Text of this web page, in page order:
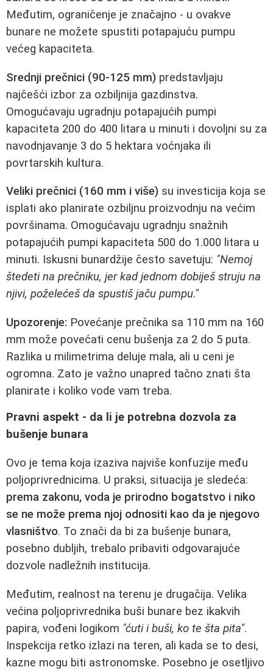
Međutim, ograničenje je značajno - u ovakve
bunare ne možete spustiti potapajuću pumpu
većeg kapaciteta.
Srednji prečnici (90-125 mm) predstavljaju
najčešći izbor za ozbiljnija gazdinstva.
Omogućavaju ugradnju potapajućih pumpi
kapaciteta 200 do 400 litara u minuti i dovoljni su za
navodnjavanje 3 do 5 hektara voćnjaka ili
povrtarskih kultura.
Veliki prečnici (160 mm i više) su investicija koja se
isplati ako planirate ozbiljnu proizvodnju na većim
površinama. Omogućavaju ugradnju snažnih
potapajućih pumpi kapaciteta 500 do 1.000 litara u
minuti. Iskusni bunardžije često savetuju: "Nemoj
štedeti na prečniku, jer kad jednom dobiješ struju na
njivi, poželećeš da spustiš jaču pumpu."
Upozorenje: Povećanje prečnika sa 110 mm na 160
mm može povećati cenu bušenja za 2 do 5 puta.
Razlika u milimetrima deluje mala, ali u ceni je
ogromna. Zato je važno unapred tačno znati šta
planirate i koliko vode vam treba.
Pravni aspekt - da li je potrebna dozvola za
bušenje bunara
Ovo je tema koja izaziva najviše konfuzije među
poljoprivrednicima. U praksi, situacija je sledeća:
prema zakonu, voda je prirodno bogatstvo i niko
se ne može prema njoj odnositi kao da je njegovo
vlasništvo. To znači da bi za bušenje bunara,
posebno dubljih, trebalo pribaviti odgovarajuće
dozvole nadležnih institucija.
Međutim, realnost na terenu je drugačija. Velika
većina poljoprivrednika buši bunare bez ikakvih
papira, vođeni logikom "ćuti i buši, ko te šta pita".
Inspekcija retko izlazi na teren, ali kada se to desi,
kazne mogu biti astronomske. Posebno je osetljivo